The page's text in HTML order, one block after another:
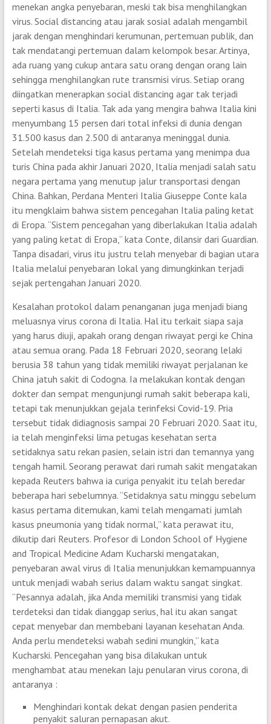
menekan angka penyebaran, meski tak bisa menghilangkan
virus. Social distancing atau jarak sosial adalah mengambil
jarak dengan menghindari kerumunan, pertemuan publik, dan
tak mendatangi pertemuan dalam kelompok besar. Artinya,
ada ruang yang cukup antara satu orang dengan orang lain
sehingga menghilangkan rute transmisi virus. Setiap orang
diingatkan menerapkan social distancing agar tak terjadi
seperti kasus di Italia. Tak ada yang mengira bahwa Italia kini
menyumbang 15 persen dari total infeksi di dunia dengan
31.500 kasus dan 2.500 di antaranya meninggal dunia.
Setelah mendeteksi tiga kasus pertama yang menimpa dua
turis China pada akhir Januari 2020, Italia menjadi salah satu
negara pertama yang menutup jalur transportasi dengan
China. Bahkan, Perdana Menteri Italia Giuseppe Conte kala
itu mengklaim bahwa sistem pencegahan Italia paling ketat
di Eropa. “Sistem pencegahan yang diberlakukan Italia adalah
yang paling ketat di Eropa,” kata Conte, dilansir dari Guardian.
Tanpa disadari, virus itu justru telah menyebar di bagian utara
Italia melalui penyebaran lokal yang dimungkinkan terjadi
sejak pertengahan Januari 2020.
Kesalahan protokol dalam penanganan juga menjadi biang
meluasnya virus corona di Italia. Hal itu terkait siapa saja
yang harus diuji, apakah orang dengan riwayat pergi ke China
atau semua orang. Pada 18 Februari 2020, seorang lelaki
berusia 38 tahun yang tidak memiliki riwayat perjalanan ke
China jatuh sakit di Codogna. Ia melakukan kontak dengan
dokter dan sempat mengunjungi rumah sakit beberapa kali,
tetapi tak menunjukkan gejala terinfeksi Covid-19. Pria
tersebut tidak didiagnosis sampai 20 Februari 2020. Saat itu,
ia telah menginfeksi lima petugas kesehatan serta
setidaknya satu rekan pasien, selain istri dan temannya yang
tengah hamil. Seorang perawat dari rumah sakit mengatakan
kepada Reuters bahwa ia curiga penyakit itu telah beredar
beberapa hari sebelumnya. “Setidaknya satu minggu sebelum
kasus pertama ditemukan, kami telah mengamati jumlah
kasus pneumonia yang tidak normal,” kata perawat itu,
dikutip dari Reuters. Profesor di London School of Hygiene
and Tropical Medicine Adam Kucharski mengatakan,
penyebaran awal virus di Italia menunjukkan kemampuannya
untuk menjadi wabah serius dalam waktu sangat singkat.
“Pesannya adalah, jika Anda memiliki transmisi yang tidak
terdeteksi dan tidak dianggap serius, hal itu akan sangat
cepat menyebar dan membebani layanan kesehatan Anda.
Anda perlu mendeteksi wabah sedini mungkin,” kata
Kucharski. Pencegahan yang bisa dilakukan untuk
menghambat atau menekan laju penularan virus corona, di
antaranya :
Menghindari kontak dekat dengan pasien penderita
penyakit saluran pernapasan akut.